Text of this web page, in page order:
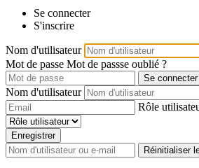
Se connecter
S'inscrire
Nom d'utilisateur
Mot de passe Mot de passse oublié ?
Se connecter
Nom d'utilisateur
Rôle
Enregistrer
Réinitialiser